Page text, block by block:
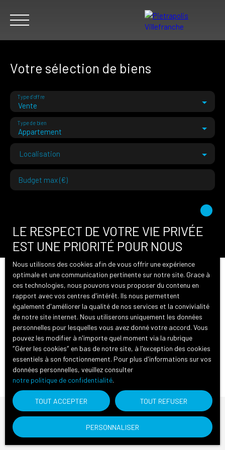
ACHETER NOUS
ESTIMER
Votre sélection de biens
Vente
Type d'offre
Appartement
Type de bien
Localisation
Budget max (€)
Rechercher
Pertinence
Trier par Créer une alerte
Vous n'avez actuellement aucun favori
Vous ne trouvez pas
la propriété de vos rêves ?
LE RESPECT DE VOTRE VIE PRIVÉE
EST UNE PRIORITÉ POUR NOUS
Nous utilisons des cookies afin de vous offrir une expérience
optimale et une communication pertinente sur notre site. Grace à
ces technologies, nous pouvons vous proposer du contenu en
rapport avec vos centres d'intérêt. Ils nous permettent
également d'améliorer la qualité de nos services et la convivialité
de notre site internet. Nous utiliserons uniquement les données
personnelles pour lesquelles vous avez donné votre accord. Vous
pouvez les modifier à n'importe quel moment via la rubrique
″Gérer les cookies″ en bas de notre site, à l'exception des cookies
essentiels à son fonctionnement. Pour plus d'informations sur vos
données personnelles, veuillez consulter
notre politique de confidentialité.
TOUT ACCEPTER TOUT REFUSER
PERSONNALISER